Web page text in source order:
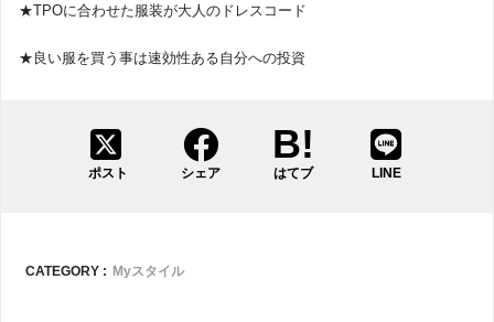
★TPOに合わせた服装が大人のドレスコード
★良い服を買う事は速効性ある自分への投資
ポスト シェア はてブ LINE
CATEGORY : Myスタイル